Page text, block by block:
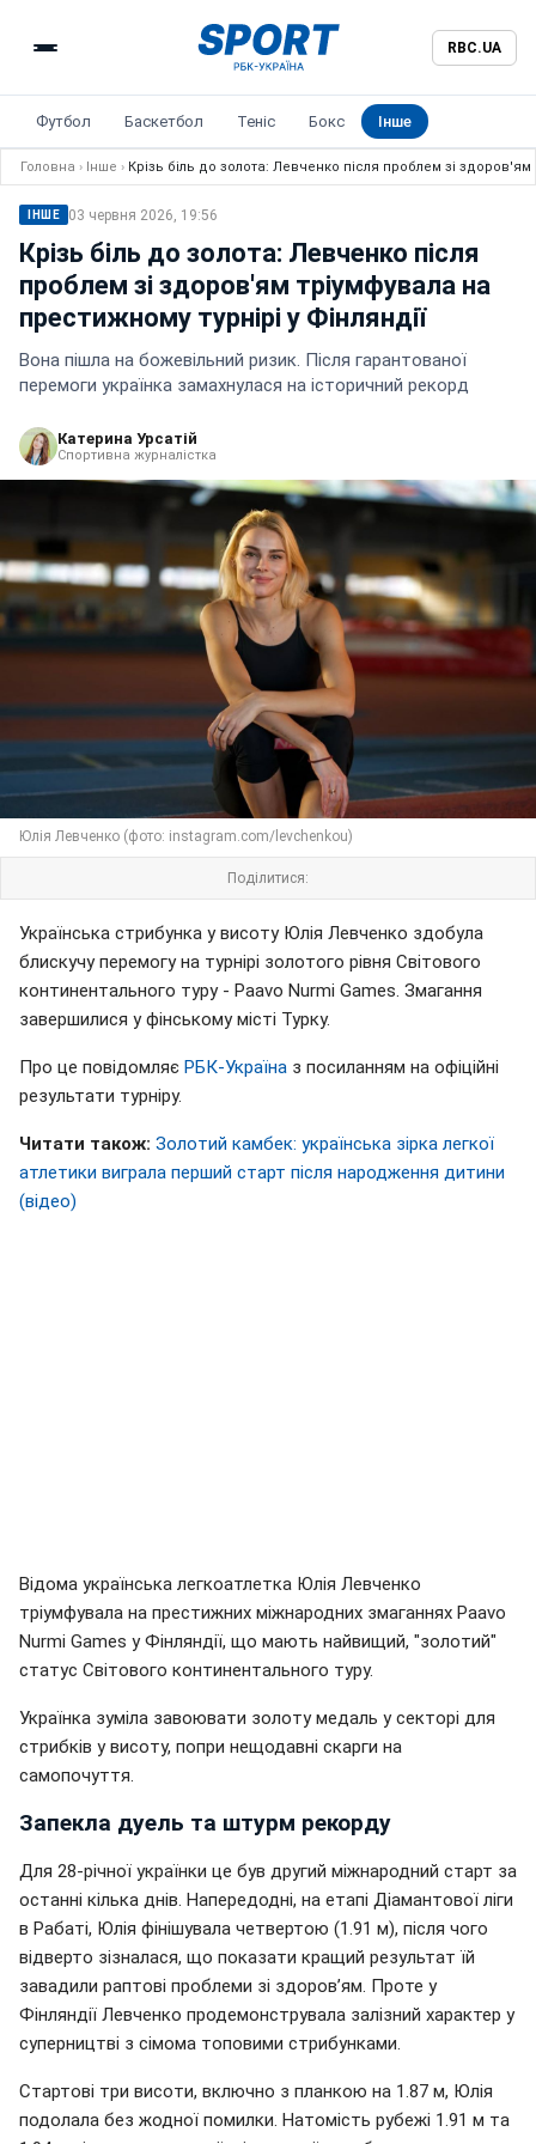
RBC.UA
Футбол Баскетбол Теніс Бокс Інше
Головна › Інше › Крізь біль до золота: Левченко після проблем зі здоров'ям
ІНШЕ 03 червня 2026, 19:56
Крізь біль до золота: Левченко після
проблем зі здоров'ям тріумфувала на
престижному турнірі у Фінляндії
Вона пішла на божевільний ризик. Після гарантованої
перемоги українка замахнулася на історичний рекорд
Катерина Урсатій
Спортивна журналістка
Юлія Левченко (фото: instagram.com/levchenkou)
Поділитися:
Українська стрибунка у висоту Юлія Левченко здобула
блискучу перемогу на турнірі золотого рівня Світового
континентального туру - Paavo Nurmi Games. Змагання
завершилися у фінському місті Турку.
Про це повідомляє РБК-Україна з посиланням на офіційні
результати турніру.
Читати також: Золотий камбек: українська зірка легкої
атлетики виграла перший старт після народження дитини
(відео)
Відома українська легкоатлетка Юлія Левченко
тріумфувала на престижних міжнародних змаганнях Paavo
Nurmi Games у Фінляндії, що мають найвищий, "золотий"
статус Світового континентального туру.
Українка зуміла завоювати золоту медаль у секторі для
стрибків у висоту, попри нещодавні скарги на
самопочуття.
Запекла дуель та штурм рекорду
Для 28-річної українки це був другий міжнародний старт за
останні кілька днів. Напередодні, на етапі Діамантової ліги
в Рабаті, Юлія фінішувала четвертою (1.91 м), після чого
відверто зізналася, що показати кращий результат їй
завадили раптові проблеми зі здоров’ям. Проте у
Фінляндії Левченко продемонструвала залізний характер у
суперництві з сімома топовими стрибунками.
Стартові три висоти, включно з планкою на 1.87 м, Юлія
подолала без жодної помилки. Натомість рубежі 1.91 м та